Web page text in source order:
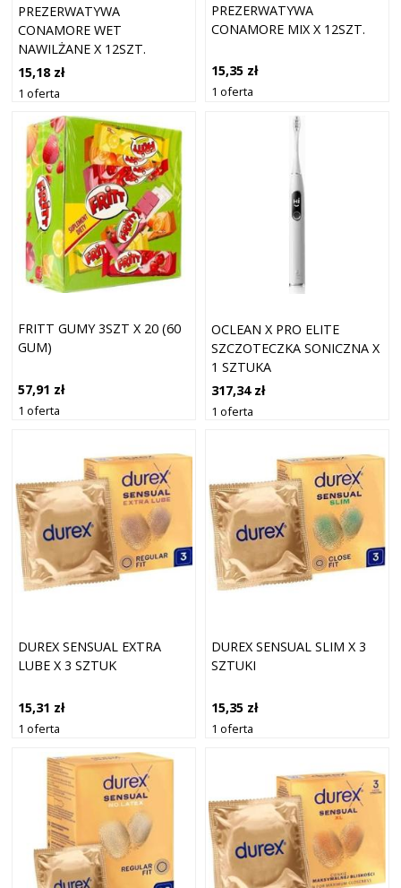
PREZERWATYWA
CONAMORE WET
NAWILŻANE X 12SZT.
15,18 zł
1 oferta
PREZERWATYWA
CONAMORE MIX X 12SZT.
15,35 zł
1 oferta
FRITT GUMY 3SZT X 20 (60
GUM)
57,91 zł
1 oferta
OCLEAN X PRO ELITE
SZCZOTECZKA SONICZNA X
1 SZTUKA
317,34 zł
1 oferta
DUREX SENSUAL EXTRA
LUBE X 3 SZTUK
15,31 zł
1 oferta
DUREX SENSUAL SLIM X 3
SZTUKI
15,35 zł
1 oferta